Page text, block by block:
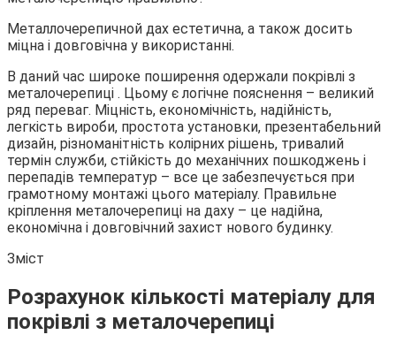
Металлочерепичной дах естетична, а також досить
міцна і довговічна у використанні.
В даний час широке поширення одержали покрівлі з
металочерепиці . Цьому є логічне пояснення – великий
ряд переваг. Міцність, економічність, надійність,
легкість вироби, простота установки, презентабельний
дизайн, різноманітність колірних рішень, тривалий
термін служби, стійкість до механічних пошкоджень і
перепадів температур – все це забезпечується при
грамотному монтажі цього матеріалу. Правильне
кріплення металочерепиці на даху – це надійна,
економічна і довговічний захист нового будинку.
Зміст
Розрахунок кількості матеріалу для
покрівлі з металочерепиці